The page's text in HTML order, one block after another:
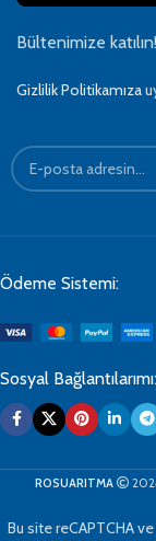
Bültenimize katılın!
Gizlilik Politikamıza
Ödeme Sistemi:
Sosyal
ROSUARITMA
Bu site reCAPTCHA